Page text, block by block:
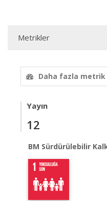
Metrikler
Daha fazla metrik
Yayın
12
BM Sürdürülebilir